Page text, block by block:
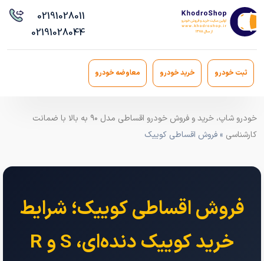
02191028011
02191028044
ثبت خودرو خرید خودرو معاوضه خودرو
خودرو شاپ، خرید و فروش خودرو اقساطی مدل ۹۰ به بالا با ضمانت
کارشناسی » فروش اقساطی کوییک
فروش اقساطی کوییک؛ شرایط
خرید کوییک دنده‌ای، S و R